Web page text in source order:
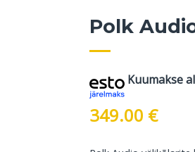
Polk
Kuumakse
349.00 €